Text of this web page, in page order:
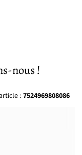
nous !
: 7524969808086